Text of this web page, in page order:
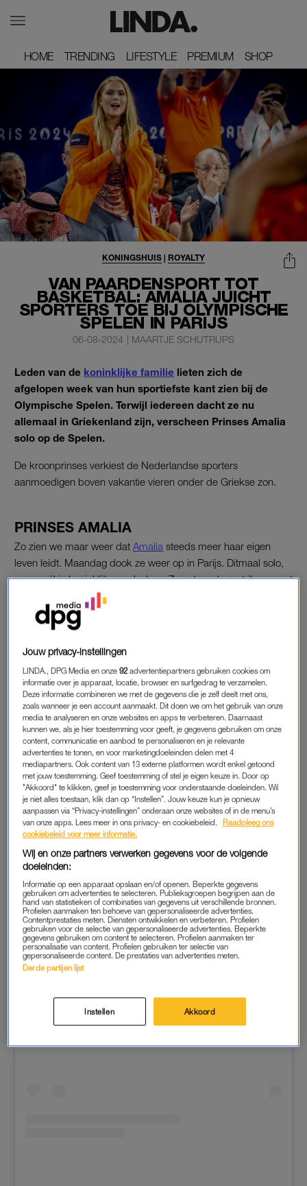
HOME
HOME TRENDING
TRENDING LIFESTYLE
LIFESTYLE PREMIUM
PREMIUM SHOP
SHOP
VAN PAARDENSPORT TOT
BASKETBAL: AMALIA JUICHT
SPORTERS TOE BIJ OLYMPISCHE
SPELEN IN PARIJS
KONINGSHUIS | ROYALTY
06-08-2024 | MAARTJE SCHUTRUPS
Leden van de koninklijke familie lieten zich de
afgelopen week van hun sportiefste kant zien bij de
Olympische Spelen. Terwijl iedereen dacht ze nu
allemaal in Griekenland zijn, verscheen Prinses Amalia
solo op de Spelen.
De kroonprinses verkiest de Nederlandse sporters
aanmoedigen boven vakantie vieren onder de Griekse zon.
PRINSES AMALIA
Zo zien we maar weer dat Amalia steeds meer haar eigen
leven leidt. Maandag dook ze weer op in Parijs. Ditmaal solo,
maar wél in koninklijk gezelschap. Ze zat op de eretribune met
de koning en koningin van Zweden, groothertog Henri van
Luxemburg en Koning Felipe van Spanje.
de la Concorde, een atletiekonderdeel bij Stade de France in
Saint-Denis én bij de individuele show jumping kwalificatie bij
Château de Versailles. Zelf kan ze ook behoorlijk goed
paardrijden, dat verklaart wellicht waarom ze dit onderdeel
niet wilde missen.
Tekst gaat verder onder het bericht.
Dit bericht op Instagram bekijken
Jouw privacy-instellingen
LINDA., DPG Media en onze92 advertentiepartners gebruiken cookies om
informatie over je apparaat, locatie, browser en surfgedrag te verzamelen.
Deze informatie combineren we met de gegevens die je zelf deelt met ons,
zoals wanneer je een account aanmaakt. Dit doen we om het gebruik van onze
media te analyseren en onze websites en apps te verbeteren. Daarnaast
kunnen we, als je hier toestemming voor geeft, je gegevens gebruiken om onze
content, communicatie en aanbod te personaliseren en je relevante
advertenties te tonen, en voor marketingdoeleinden delen met 4
mediapartners. Ook content van 13 externe platformen wordt enkel getoond
met jouw toestemming. Geef toestemming of stel je eigen keuze in. Door op
"Akkoord" te klikken, geef je toestemming voor onderstaande doeleinden. Wil
je niet alles toestaan, klik dan op “Instellen”. Jouw keuze kun je opnieuw
aanpassen via “Privacy-instellingen” onderaan onze websites of in de menu’s
van onze apps. Lees meer in ons privacy- en cookiebeleid.
Raadpleeg ons
cookiebeleid voor meer informatie.
Wij en onze partners verwerken gegevens voor de volgende
doeleinden:
Informatie op een apparaat opslaan en/of openen. Beperkte gegevens
gebruiken om advertenties te selecteren. Publieksgroepen begrijpen aan de
hand van statistieken of combinaties van gegevens uit verschillende bronnen.
Profielen aanmaken ten behoeve van gepersonaliseerde advertenties.
Contentprestaties meten. Diensten ontwikkelen en verbeteren. Profielen
gebruiken voor de selectie van gepersonaliseerde advertenties. Beperkte
gegevens gebruiken om content te selecteren. Profielen aanmaken ter
personalisatie van content. Profielen gebruiken ter selectie van
gepersonaliseerde content. De prestaties van advertenties meten.
Derde partijen lijst
Instellen Akkoord